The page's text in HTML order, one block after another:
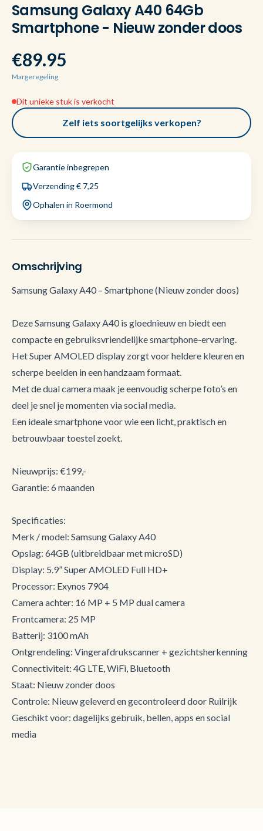
Samsung Galaxy A40 64Gb
Smartphone - Nieuw zonder doos
€89.95
Margeregeling
Dit unieke stuk is verkocht
Zelf iets soortgelijks verkopen?
Garantie inbegrepen
Verzending € 7,25
Ophalen in Roermond
Omschrijving
Samsung Galaxy A40 – Smartphone (Nieuw zonder doos)
Deze Samsung Galaxy A40 is gloednieuw en biedt een
compacte en gebruiksvriendelijke smartphone-ervaring.
Het Super AMOLED display zorgt voor heldere kleuren en
scherpe beelden in een handzaam formaat.
Met de dual camera maak je eenvoudig scherpe foto’s en
deel je snel je momenten via social media.
Een ideale smartphone voor wie een licht, praktisch en
betrouwbaar toestel zoekt.
Nieuwprijs: €199,-
Garantie: 6 maanden
Specificaties:
Merk / model: Samsung Galaxy A40
Opslag: 64GB (uitbreidbaar met microSD)
Display: 5.9” Super AMOLED Full HD+
Processor: Exynos 7904
Camera achter: 16 MP + 5 MP dual camera
Frontcamera: 25 MP
Batterij: 3100 mAh
Ontgrendeling: Vingerafdrukscanner + gezichtsherkenning
Connectiviteit: 4G LTE, WiFi, Bluetooth
Staat: Nieuw zonder doos
Controle: Nieuw geleverd en gecontroleerd door Ruilrijk
Geschikt voor: dagelijks gebruik, bellen, apps en social
media